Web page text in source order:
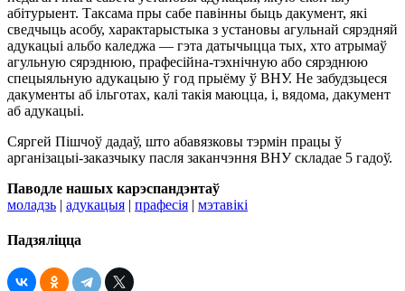
абітурыент. Таксама пры сабе павінны быць дакумент, які
сведчыць асобу, характарыстыка з установы агульнай сярэдняй
адукацыі альбо каледжа — гэта датычыцца тых, хто атрымаў
агульную сярэднюю, прафесійна-тэхнічную або сярэднюю
спецыяльную адукацыю ў год прыёму ў ВНУ. Не забудзьцеся
дакументы аб ільготах, калі такія маюцца, і, вядома, дакумент
аб адукацыі.
Сяргей Пішчоў дадаў, што абавязковы тэрмін працы ў
арганізацыі-заказчыку пасля заканчэння ВНУ складае 5 гадоў.
Паводле нашых карэспандэнтаў
моладзь | адукацыя | прафесія | мэтавікі
Падзяліцца